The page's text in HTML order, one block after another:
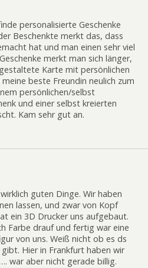
personalisierte Geschenke
Beschenkte merkt das, dass
hat und man einen sehr viel
merkt man sich länger,
Karte mit persönlichen
beste Freundin neulich zum
persönlichen/selbst
und einer selbst kreierten
Kam sehr gut an.
guten Dinge. Wir haben
lassen, und zwar von Kopf
ein 3D Drucker uns aufgebaut.
Farbe drauf und fertig war eine
von uns. Weiß nicht ob es ds
Hier in Frankfurt haben wir
war aber nicht gerade billig.